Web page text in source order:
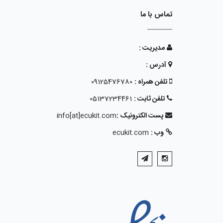
تماس با ما
مدیریت :
آدرس :
تلفن همراه : 09125476780
تلفن ثابت : 05137234461
پست الکترونیک :info[at]ecukit.com
وب : ecukit.com